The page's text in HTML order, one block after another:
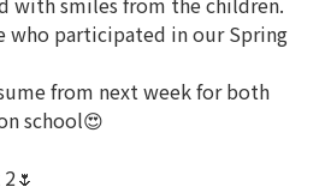
who participated in our Spring
from next week for both
school😍